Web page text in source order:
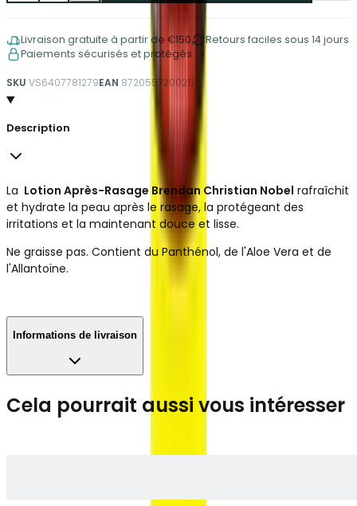
Livraison gratuite à partir de €150
Retours faciles sous 14 jours
Paiements sécurisés et protégés
SKU VS6407781279EAN 8720557200211
Description
La Lotion Après-Rasage Brendan Christian Nobel rafraîchit
et hydrate la peau après le rasage, la protégeant des
irritations et la maintenant douce et lisse.
Ne graisse pas. Contient du Panthénol, de l'Aloe Vera et de
l'Allantoïne.
Informations de livraison
Cela pourrait aussi vous intéresser